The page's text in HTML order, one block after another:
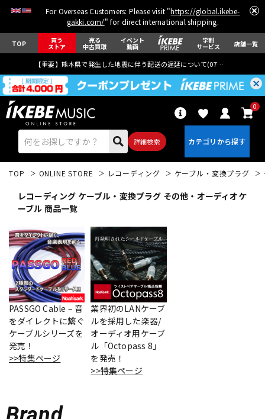
For Overseas Customers: Please visit "https://global.ikebe-
gakki.com/" for direct international shipping.
TOP 買う
ストア
売る
中古買取
イベント
動画
学割
サービス 店舗一覧
【重要】熊本県で発生した地震に伴う配送の遅延について(07月29日
詳細検索
0
エレキギター
ベース
ドラム
管楽器
TOP ONLINE STORE レコーディング ケーブル・変換プラグ
レコーディング ケーブル・変換プラグ その他・オーディオケ
ーブル 商品一覧
PASSGO Cable – 音
をダイレクトに繋ぐ
ケーブルシリーズを
発売！
>>特集ページ
業界初のLANケーブ
ルを採用した楽器/
オーディオ用ケーブ
ル「Octopass 8」
を発売！
>>特集ページ